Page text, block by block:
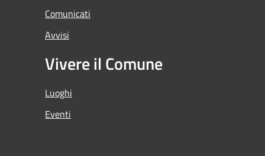
Comunicati
Avvisi
Vivere il Comune
Luoghi
Eventi